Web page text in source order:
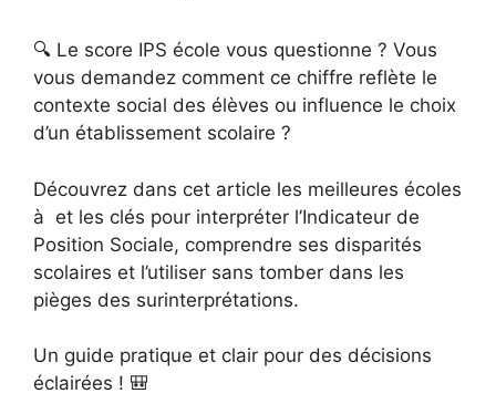
🔍 Le score IPS école vous questionne ? Vous
vous demandez comment ce chiffre reflète le
contexte social des élèves ou influence le choix
d’un établissement scolaire ?
Découvrez dans cet article les meilleures écoles
à et les clés pour interpréter l’Indicateur de
Position Sociale, comprendre ses disparités
scolaires et l’utiliser sans tomber dans les
pièges des surinterprétations.
Un guide pratique et clair pour des décisions
éclairées ! 🎒